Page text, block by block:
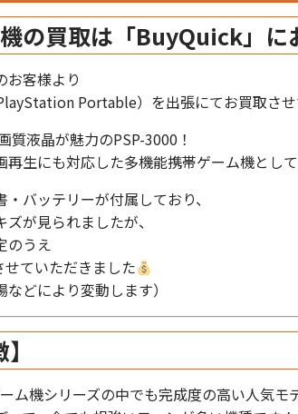
の買取は「BuyQuick」に
お客様より
Portable）を出張にてお買取さ
質液晶が魅力のPSP-3000！
生にも対応した多機能携帯ゲーム機とし
バッテリーが付属しており、
が見られましたが、
のうえ
ていただきました
どにより変動します）
ム機シリーズの中でも完成度の高い人気モ